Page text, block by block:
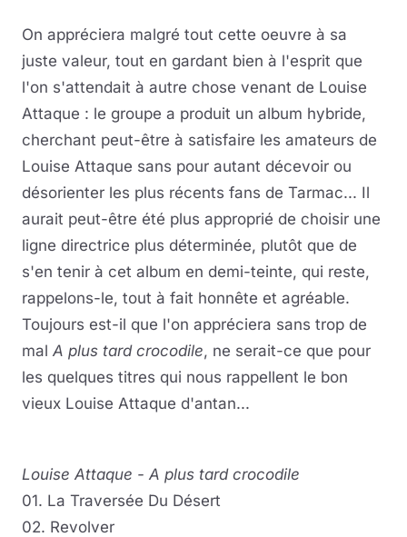
On appréciera malgré tout cette oeuvre à sa
juste valeur, tout en gardant bien à l'esprit que
l'on s'attendait à autre chose venant de Louise
Attaque : le groupe a produit un album hybride,
cherchant peut-être à satisfaire les amateurs de
Louise Attaque sans pour autant décevoir ou
désorienter les plus récents fans de Tarmac... Il
aurait peut-être été plus approprié de choisir une
ligne directrice plus déterminée, plutôt que de
s'en tenir à cet album en demi-teinte, qui reste,
rappelons-le, tout à fait honnête et agréable.
Toujours est-il que l'on appréciera sans trop de
mal A plus tard crocodile, ne serait-ce que pour
les quelques titres qui nous rappellent le bon
vieux Louise Attaque d'antan...
Louise Attaque - A plus tard crocodile
01. La Traversée Du Désert
02. Revolver